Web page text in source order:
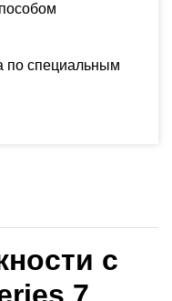
по специальным
с